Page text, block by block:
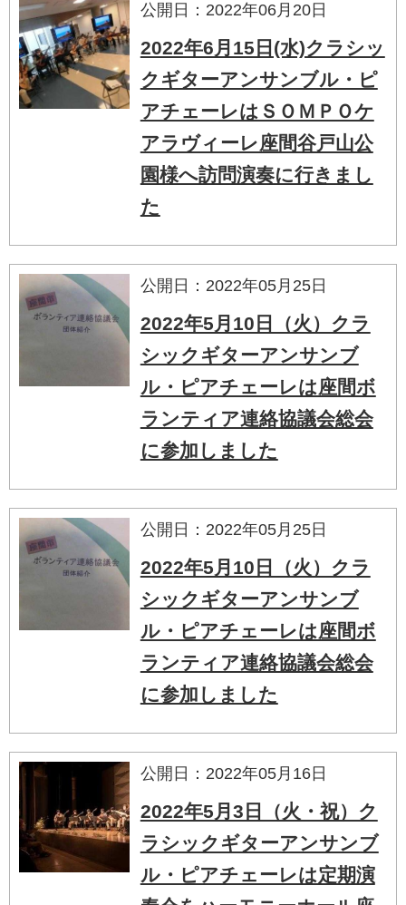
公開日：2022年06月20日
2022年6月15日(水)クラシッ
クギターアンサンブル・ピ
アチェーレはＳＯＭＰＯケ
アラヴィーレ座間谷戸山公
園様へ訪問演奏に行きまし
た
公開日：2022年05月25日
2022年5月10日（火）クラ
シックギターアンサンブ
ル・ピアチェーレは座間ボ
ランティア連絡協議会総会
に参加しました
公開日：2022年05月25日
2022年5月10日（火）クラ
シックギターアンサンブ
ル・ピアチェーレは座間ボ
ランティア連絡協議会総会
に参加しました
公開日：2022年05月16日
2022年5月3日（火・祝）ク
ラシックギターアンサンブ
ル・ピアチェーレは定期演